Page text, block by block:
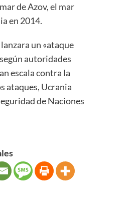
de Azov, el mar
en 2014.
un «ataque
autoridades
escala contra la
ataques, Ucrania
de Naciones